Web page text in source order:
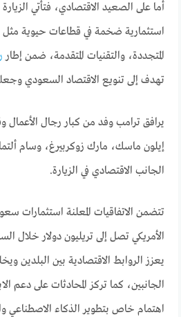
أما على الصعيد الاقتصادي، فتأتي
استثمارية ضخمة في قطاعات حيوية مثل
المتجددة، والتقنيات المتقدمة، ضمن إطار
تهدف إلى تنويع الاقتصاد السعودي وجعله
يرافق ترامب وفد من كبار رجال الأعمال
إيلون ماسك، مارك زوكربيرغ، وسام
الجانب الاقتصادي في الزيارة.
تتضمن الاتفاقيات المعلنة استثمارات
الأمريكي تصل إلى تريليون دولار خلال
يعزز الروابط الاقتصادية بين البلدين
الجانبين، كما تركز المحادثات على دعم
اهتمام خاص بتطوير الذكاء الاصطناعي